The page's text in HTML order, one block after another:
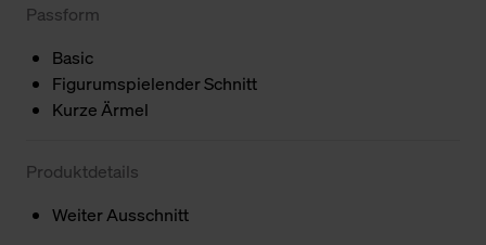
Passform
Basic
Figurumspielender Schnitt
Kurze Ärmel
Produktdetails
Weiter Ausschnitt